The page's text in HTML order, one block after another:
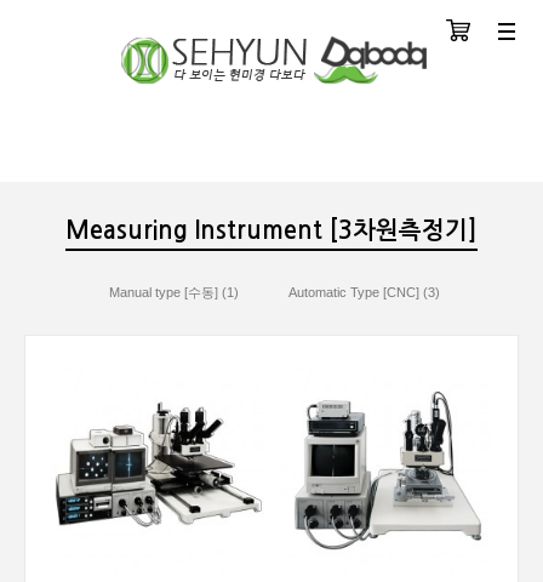
분류
Measuring Instrument [3차원측정기]
Manual type [수동] (1) Automatic Type [CNC] (3)